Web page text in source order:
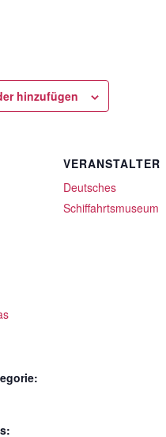
hinzufügen
VERANSTALTER
Deutsches
Schiffahrtsmuseum